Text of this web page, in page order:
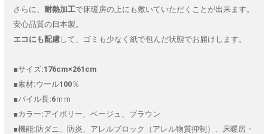
さらに、 耐熱加工で床暖房の上にも敷いていただくことが出来ます。
安心品質の日本製。
エコにも配慮 して、ゴミも少なく紙で包んだ状態でお届けします。
■サイズ:176cm×261cm
■素材:ウール100％
■パイル長:6ｍｍ
■カラー:アイボリー、ベージュ、ブラウン
■機能:防ダニ、防炎、アレルブロック（アレル物質抑制）、床暖房・